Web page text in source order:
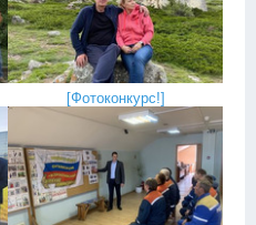
[Фотоконкурс!]